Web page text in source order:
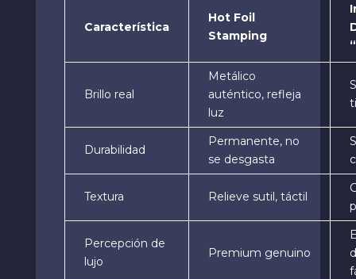
Característica
Hot Foil
Stamping
Brillo real
Metálico
auténtico, refleja
luz
Durabilidad
Permanente, no
se desgasta
Textura Relieve sutil, táctil
Percepción de
lujo
Premium genuino